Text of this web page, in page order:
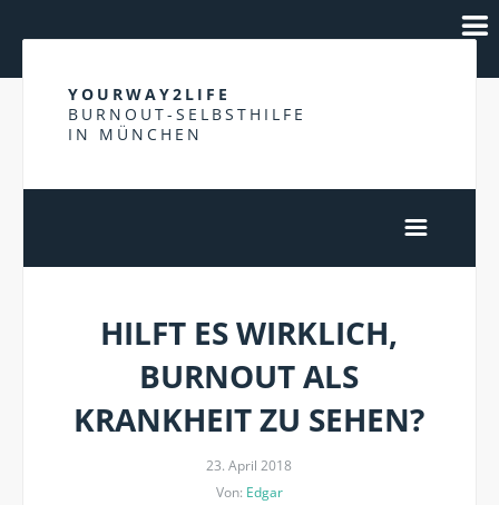
YOURWAY2LIFE
BURNOUT-SELBSTHILFE
IN MÜNCHEN
HILFT ES WIRKLICH,
BURNOUT ALS
KRANKHEIT ZU SEHEN?
23. April 2018
Von: Edgar